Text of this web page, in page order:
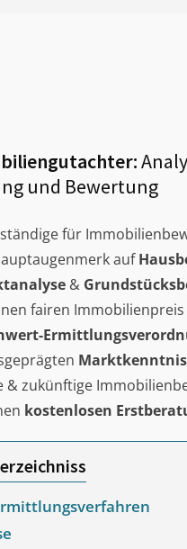
und Bewertung
für
auf
&
fairen Immobilienpreis
Marktkenntnis
& zukünftige
kostenlosen